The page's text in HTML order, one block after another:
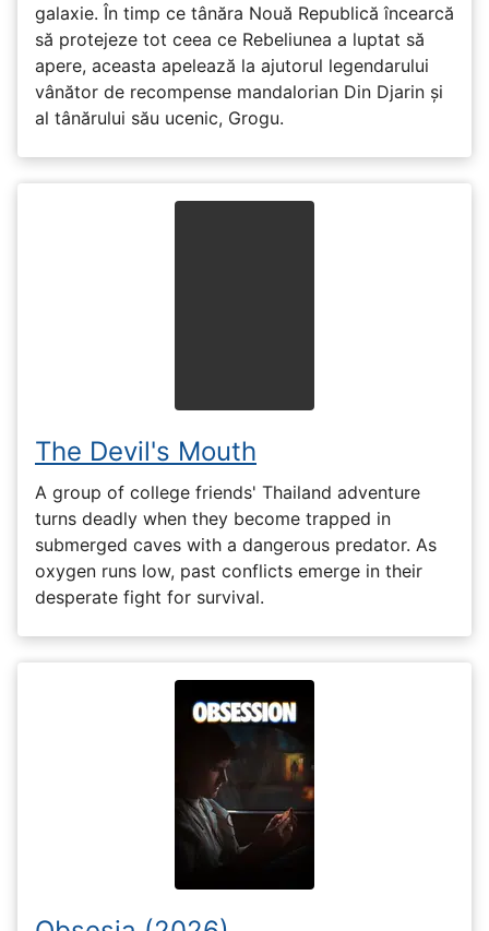
galaxie. În timp ce tânăra Nouă Republică încearcă
să protejeze tot ceea ce Rebeliunea a luptat să
apere, aceasta apelează la ajutorul legendarului
vânător de recompense mandalorian Din Djarin și
al tânărului său ucenic, Grogu.
The Devil's Mouth
A group of college friends' Thailand adventure
turns deadly when they become trapped in
submerged caves with a dangerous predator. As
oxygen runs low, past conflicts emerge in their
desperate fight for survival.